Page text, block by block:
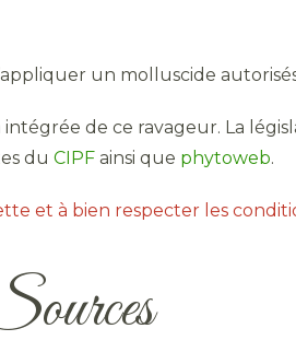
un molluscide
de ce ravageur. La
du CIPF ainsi que phytoweb.
et à bien respecter les